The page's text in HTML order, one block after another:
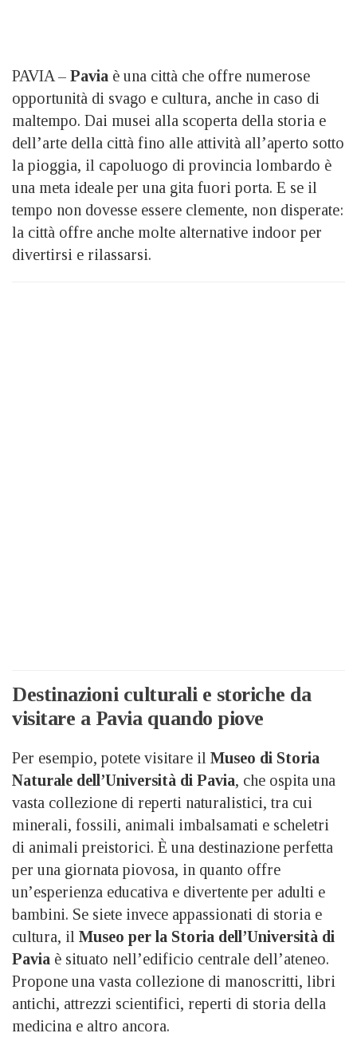
PAVIA – Pavia è una città che offre numerose
opportunità di svago e cultura, anche in caso di
maltempo. Dai musei alla scoperta della storia e
dell’arte della città fino alle attività all’aperto sotto
la pioggia, il capoluogo di provincia lombardo è
una meta ideale per una gita fuori porta. E se il
tempo non dovesse essere clemente, non disperate:
la città offre anche molte alternative indoor per
divertirsi e rilassarsi.
Destinazioni culturali e storiche da
visitare a Pavia quando piove
Per esempio, potete visitare il Museo di Storia
Naturale dell’Università di Pavia, che ospita una
vasta collezione di reperti naturalistici, tra cui
minerali, fossili, animali imbalsamati e scheletri
di animali preistorici. È una destinazione perfetta
per una giornata piovosa, in quanto offre
un’esperienza educativa e divertente per adulti e
bambini. Se siete invece appassionati di storia e
cultura, il Museo per la Storia dell’Università di
Pavia è situato nell’edificio centrale dell’ateneo.
Propone una vasta collezione di manoscritti, libri
antichi, attrezzi scientifici, reperti di storia della
medicina e altro ancora.